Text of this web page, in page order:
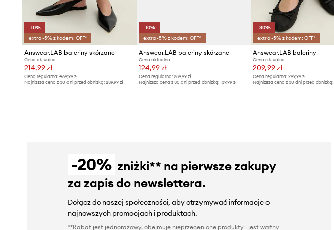
-10%
extra -5% z kodem: OFF*
Answear.LAB baleriny skórzane
Cena aktualna:
214,99 zł
Cena regularna: 469,99 zł
Najniższa cena z 30 dni przed obniżką: 239,99 zł
-10%
extra -5% z kodem: OFF*
Answear.LAB baleriny skórzane
Cena aktualna:
124,99 zł
Cena regularna:289,99 zł
Najniższa cena z 30 dni przed obniżką:139,99 zł
-30%
extra -5% z kodem: OFF*
Answear.LAB baleriny
Cena aktualna:
209,99 zł
Cena regularna: 299,99 zł
Najniższa cena z 30 dni przed obniżką:
-20% zniżki** na pierwsze zakupy
za zapis do newslettera.
Dołącz do naszej społeczności, aby otrzymywać informacje o
najnowszych promocjach i produktach.
**Rabat jest jednorazowy, obejmuje nieprzecenione produkty i jest ważny